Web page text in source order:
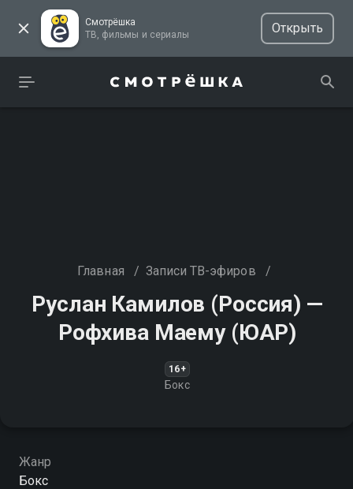
Смотрёшка
ТВ, фильмы и сериалы
Открыть
Главная / Записи ТВ-эфиров /
Руслан Камилов (Россия) —
Рофхива Маему (ЮАР)
16+
Бокс
Жанр
Бокс